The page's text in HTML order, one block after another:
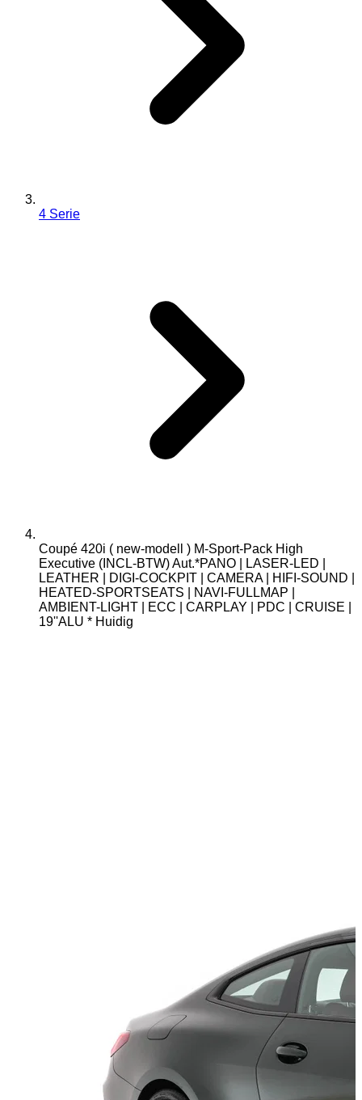
4 Serie
Coupé 420i ( new-modell ) M-Sport-Pack High
Executive (INCL-BTW) Aut.*PANO | LASER-LED |
LEATHER | DIGI-COCKPIT | CAMERA | HIFI-SOUND |
HEATED-SPORTSEATS | NAVI-FULLMAP |
AMBIENT-LIGHT | ECC | CARPLAY | PDC | CRUISE |
19''ALU * Huidig